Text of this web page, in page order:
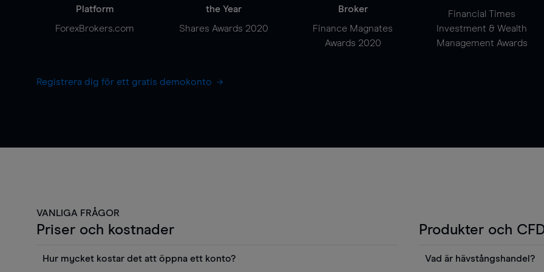
Platform
ForexBrokers.com
the Year
Shares Awards 2020
Broker
Finance Magnates
Awards 2020
Financial Times
Investment & Wealth
Management Awards
Registrera dig för ett gratis demokonto
VANLIGA FRÅGOR
Priser och kostnader
Hur mycket kostar det att öppna ett konto?
Produkter och
Vad är hävstångshandel?